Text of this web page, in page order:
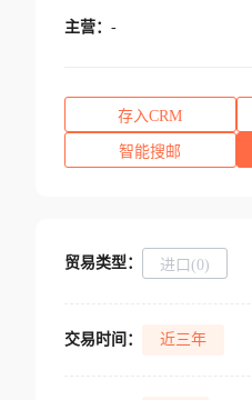
主营： -
存入CRM
智能搜邮
贸易类型： 进口(0)
交易时间： 近三年